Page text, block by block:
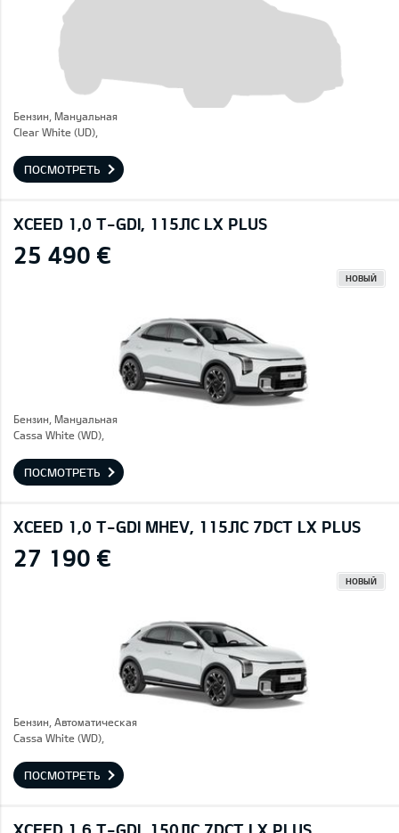
Бензин, Mануальная
Clear White (UD),
ПОСМОТРЕТЬ
XCEED 1,0 T-GDI, 115ЛС LX PLUS
25 490 €
НОВЫЙ
Бензин, Mануальная
Cassa White (WD),
ПОСМОТРЕТЬ
XCEED 1,0 T-GDI MHEV, 115ЛС 7DCT LX PLUS
27 190 €
НОВЫЙ
Бензин, Автоматическая
Cassa White (WD),
ПОСМОТРЕТЬ